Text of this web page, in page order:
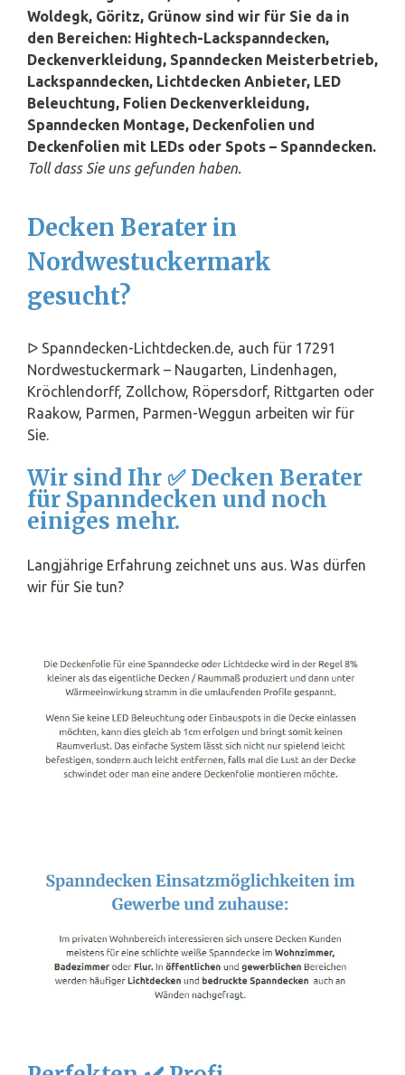
Woldegk, Göritz, Grünow sind wir für Sie da in
den Bereichen: Hightech-Lackspanndecken,
Deckenverkleidung, Spanndecken Meisterbetrieb,
Lackspanndecken, Lichtdecken Anbieter, LED
Beleuchtung, Folien Deckenverkleidung,
Spanndecken Montage, Deckenfolien und
Deckenfolien mit LEDs oder Spots – Spanndecken.
Toll dass Sie uns gefunden haben.
Decken Berater in
Nordwestuckermark
gesucht?
ᐅ Spanndecken-Lichtdecken.de, auch für 17291
Nordwestuckermark – Naugarten, Lindenhagen,
Kröchlendorff, Zollchow, Röpersdorf, Rittgarten oder
Raakow, Parmen, Parmen-Weggun arbeiten wir für
Sie.
Wir sind Ihr ✅ Decken Berater
für Spanndecken und noch
einiges mehr.
Langjährige Erfahrung zeichnet uns aus. Was dürfen
wir für Sie tun?